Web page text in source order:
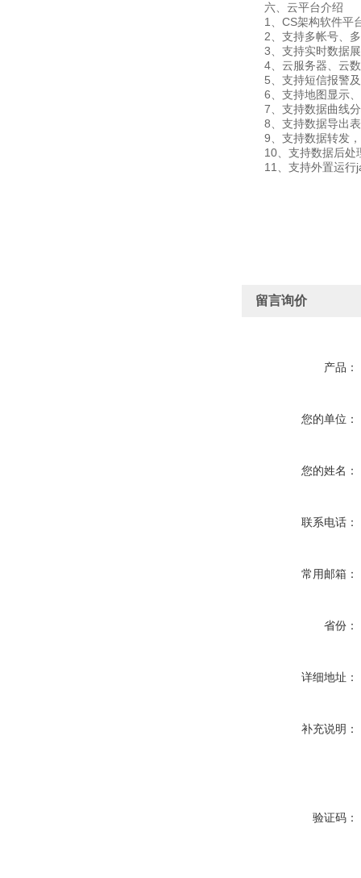
六、云平台介绍
1、CS架构软件平台
2、支持多帐号、多
3、支持实时数据展
4、云服务器、云数
5、支持短信报警及
6、支持地图显示、
7、支持数据曲线
8、支持数据导出表
9、支持数据转发，
10、支持数据后处
11、支持外置运行
留言询价
产品：
您的单位：
您的姓名：
联系电话：
常用邮箱：
省份：
详细地址：
补充说明：
验证码：